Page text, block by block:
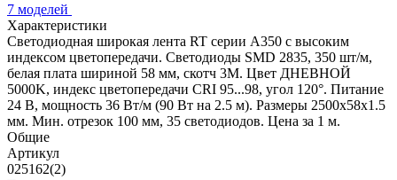
7 моделей
Характеристики
Светодиодная широкая лента RT серии A350 с высоким
индексом цветопередачи. Светодиоды SMD 2835, 350 шт/м,
белая плата шириной 58 мм, скотч 3М. Цвет ДНЕВНОЙ
5000K, индекс цветопередачи CRI 95...98, угол 120°. Питание
24 В, мощность 36 Вт/м (90 Вт на 2.5 м). Размеры 2500х58х1.5
мм. Мин. отрезок 100 мм, 35 светодиодов. Цена за 1 м.
Общие
Артикул
025162(2)